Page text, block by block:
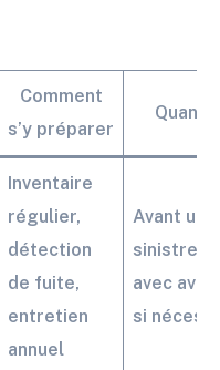
Comment
s’y préparer
Quand
Inventaire
régulier,
détection
de fuite,
entretien
annuel
Avant un
sinistre
avec
si